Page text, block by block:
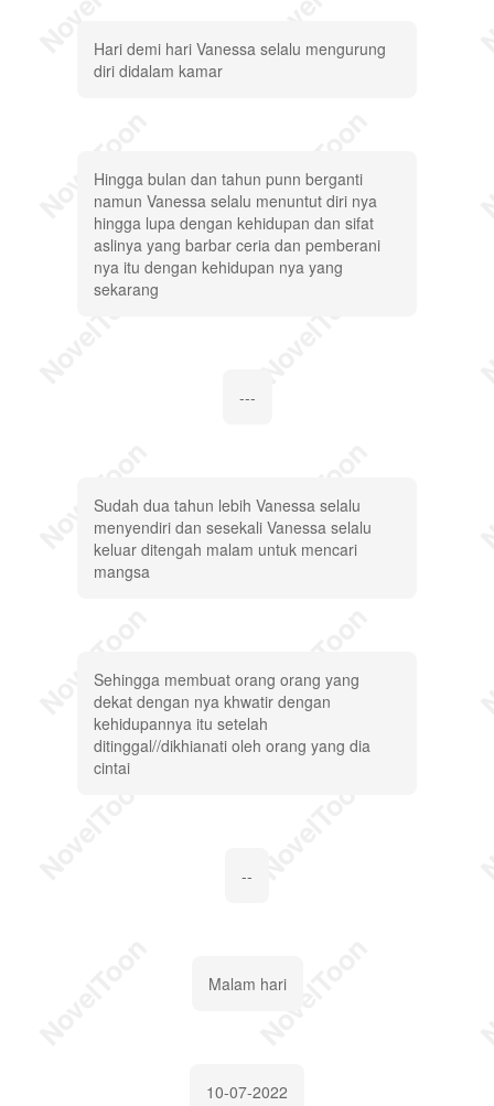
Hari demi hari Vanessa selalu mengurung
diri didalam kamar
Hingga bulan dan tahun punn berganti
namun Vanessa selalu menuntut diri nya
hingga lupa dengan kehidupan dan sifat
aslinya yang barbar ceria dan pemberani
nya itu dengan kehidupan nya yang
sekarang
---
Sudah dua tahun lebih Vanessa selalu
menyendiri dan sesekali Vanessa selalu
keluar ditengah malam untuk mencari
mangsa
Sehingga membuat orang orang yang
dekat dengan nya khwatir dengan
kehidupannya itu setelah
ditinggal//dikhianati oleh orang yang dia
cintai
--
Malam hari
10-07-2022